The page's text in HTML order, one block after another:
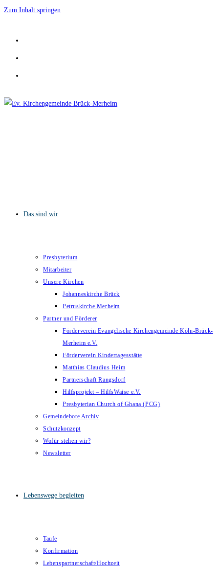
Zum Inhalt springen
Das sind wir
Presbyterium
Mitarbeiter
Unsere Kirchen
Johanneskirche Brück
Petruskirche Merheim
Partner und Förderer
Förderverein Evangelische Kirchengemeinde Köln-Brück-
Merheim e.V.
Förderverein Kindertagesstätte
Matthias Claudius Heim
Partnerschaft Rangsdorf
Hilfsprojekt – HilfsWaise e.V.
Presbyterian Church of Ghana (PCG)
Gemeindebote Archiv
Schutzkonzept
Wofür stehen wir?
Newsletter
Lebenswege begleiten
Taufe
Konfirmation
Lebenspartnerschaft/Hochzeit